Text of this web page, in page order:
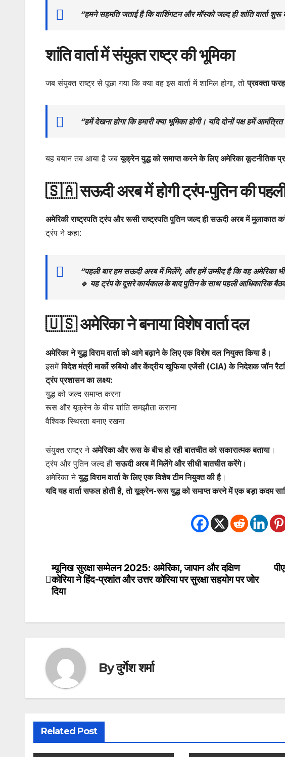
“हमने सहमति जताई है कि वाशिंगटन और मॉस्को जल्द ही शांति वार्ता
शांति वार्ता में संयुक्त राष्ट्र की भूमिका
जब संयुक्त राष्ट्र से पूछा गया कि क्या वह इस वार्ता में शामिल होगा, तोप्रवक्ता
“हमें देखना होगा कि हमारी क्या भूमिका होगी। यदि दोनों पक्ष हमें
यह बयान तब आया है जबयूक्रेन युद्ध को समाप्त करने के लिए अमेरिका कूटनीतिक
🇸🇦 सऊदी अरब में होगी ट्रंप-पुतिन की
अमेरिकी राष्ट्रपति ट्रंप और रूसी राष्ट्रपति पुतिन जल्द ही सऊदी अरब में मुलाकात
ट्रंप ने कहा:
“पहली बार हम सऊदी अरब में मिलेंगे, और हमें उम्मीद है कि वह
🔹 यहट्रंप के दूसरे कार्यकाल के बाद पुतिन के साथ पहली आधिकारिक
🇺🇸 अमेरिका ने बनाया विशेष वार्ता दल
अमेरिका ने युद्ध विराम वार्ता को आगे बढ़ाने के लिए एक विशेष दल नियुक्त किया है।
इसमेंविदेश मंत्री मार्को रुबियो और केंद्रीय खुफिया एजेंसी (CIA) के निदेशक जॉन
ट्रंप प्रशासन का लक्ष्य:
युद्ध को जल्द समाप्त करना
रूस और यूक्रेन के बीच शांति समझौता कराना
वैश्विक स्थिरता बनाए रखना
संयुक्त राष्ट्र ने अमेरिका और रूस के बीच हो रही बातचीत को सकारात्मक बताया।
ट्रंप और पुतिन जल्द हीसऊदी अरब में मिलेंगे और सीधी बातचीत करेंगे।
अमेरिका नेयुद्ध विराम वार्ता के लिए एक विशेष टीम नियुक्त की है।
यदि यह वार्ता सफल होती है, तो यूक्रेन-रूस युद्ध को समाप्त करने में एक बड़ा कदम
Post
navigation
म्यूनिख सुरक्षा सम्मेलन 2025: अमेरिका, जापान और दक्षिण
कोरिया ने हिंद-प्रशांत और उत्तर कोरिया पर सुरक्षा सहयोग पर जोर
दिया
Byदुर्गेश शर्मा
Related Post